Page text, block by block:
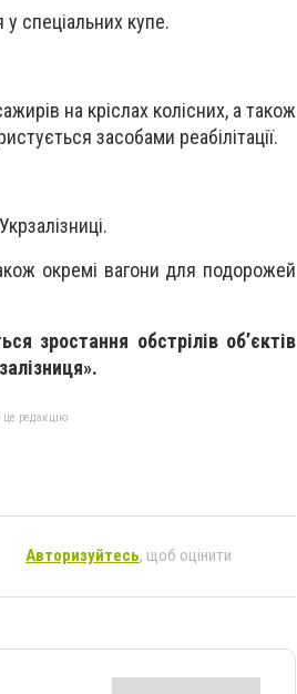
спеціальних купе.
на кріслах колісних, а також
засобами реабілітації.
окремі вагони для подорожей
зростання обстрілів об’єктів
це редакцію
Авторизуйтесь, щоб оцінити